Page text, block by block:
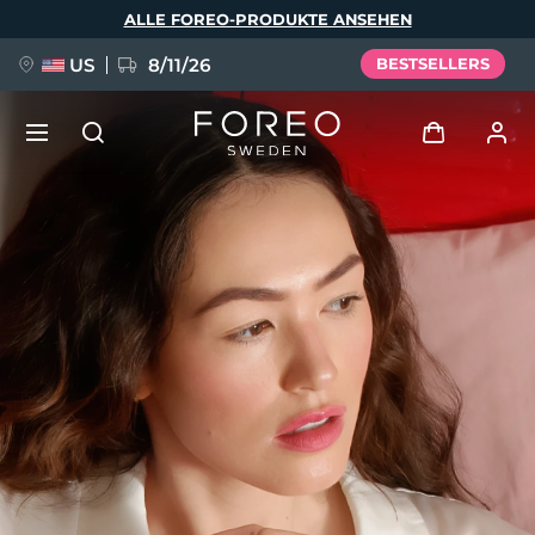
ALLE FOREO-PRODUKTE ANSEHEN
US 8/11/26 BESTSELLERS
Anmelden
Benutzerkonto
Meine Geräte
Meine Bestellungen
Meine Adressen
Meine Abonnements
FAQ™ Pure Beauty-Tech Elixir
BREAKING NEWS
issa™ Teeth Whitening Set
Sprache
English Deutsch
Español
Français
Português
Polski
Svenska
Русский
Türkçe
简体中文 繁體中文